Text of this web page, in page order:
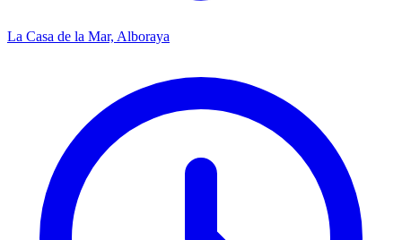
La Casa de la Mar, Alboraya